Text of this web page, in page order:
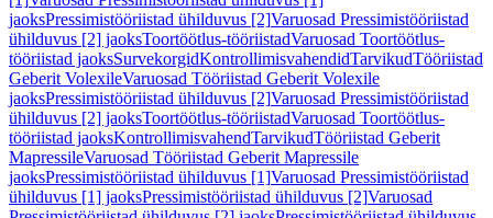
jaoksPressimistööriistad ühilduvus [2]Varuosad Pressimistööriistad
ühilduvus [2] jaoksToortöötlus-tööriistadVaruosad Toortöötlus-
tööriistad jaoksSurvekorgidKontrollimisvahendidTarvikudTööriistad
Geberit VolexileVaruosad Tööriistad Geberit Volexile
jaoksPressimistööriistad ühilduvus [2]Varuosad Pressimistööriistad
ühilduvus [2] jaoksToortöötlus-tööriistadVaruosad Toortöötlus-
tööriistad jaoksKontrollimisvahendTarvikudTööriistad Geberit
MapressileVaruosad Tööriistad Geberit Mapressile
jaoksPressimistööriistad ühilduvus [1]Varuosad Pressimistööriistad
ühilduvus [1] jaoksPressimistööriistad ühilduvus [2]Varuosad